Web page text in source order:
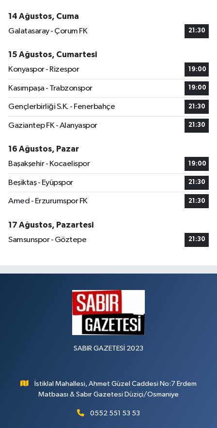
14 Ağustos, Cuma
Galatasaray - Çorum FK
21:30
15 Ağustos, Cumartesi
Konyaspor - Rizespor
19:00
Kasımpaşa - Trabzonspor 19:00
Gençlerbirliği S.K. - Fenerbahçe 21:30
Gaziantep FK - Alanyaspor 21:30
16 Ağustos, Pazar
Başakşehir - Kocaelispor
19:00
Beşiktaş - Eyüpspor 21:30
Amed - Erzurumspor FK 21:30
17 Ağustos, Pazartesi
Samsunspor - Göztepe
21:30
SABIR GAZETESİ 2023
İstiklal Mahallesi, Ahmet Güzel Caddesi No:7 Erdem
Matbaası & Sabır Gazetesi Düziçi/Osmaniye
0552 551 53 53